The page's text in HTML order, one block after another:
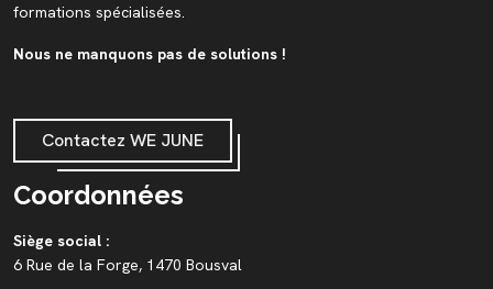
formations spécialisées.
Nous ne manquons pas de solutions !
Contactez WE JUNE
Coordonnées
Siège social :
6 Rue de la Forge, 1470 Bousval